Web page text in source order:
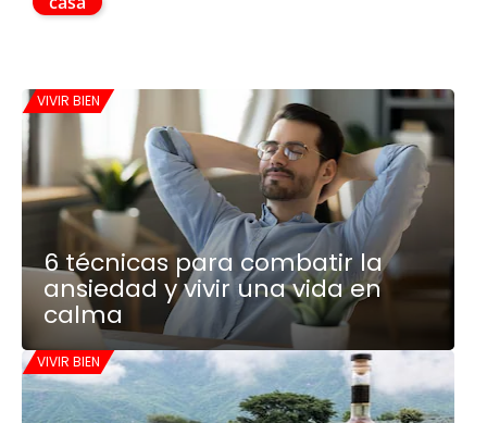
VIVIR BIEN
6 técnicas para combatir la
ansiedad y vivir una vida en
calma
VIVIR BIEN